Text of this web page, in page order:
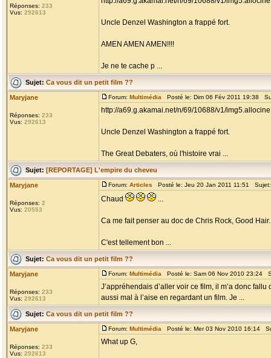
Réponses: 233
Vus: 292613
Uncle Denzel Washington a frappé fort.
AMEN AMEN AMEN!!!!
Je ne te cache p ...
Sujet: Ca vous dit un petit film ??
Maryjane
Réponses: 233
Vus: 292613
Forum: Multimédia Posté le: Dim 06 Fév 2011 19:38
http://a69.g.akamai.net/n/69/10688/v1/
Uncle Denzel Washington a frappé fort.
The Great Debaters, où l'histoire vrai ...
Sujet: [REPORTAGE] L'empire du cheveu
Maryjane
Réponses: 2
Vus: 20553
Forum: Articles Posté le: Jeu 20 Jan 2011 11:51
Chaud ...
Ca me fait penser au doc de Chris Rock, Good
C'est tellement bon ...
Sujet: Ca vous dit un petit film ??
Maryjane
Réponses: 233
Vus: 292613
Forum: Multimédia Posté le: Sam 06 Nov 2010 23:24
J’appréhendais d’aller voir ce film, il m’a donc
aussi mal à l’aise en regardant un film. Je ...
Sujet: Ca vous dit un petit film ??
Maryjane
Réponses: 233
Vus: 292613
Forum: Multimédia Posté le: Mer 03 Nov 2010 16:14
What up G,